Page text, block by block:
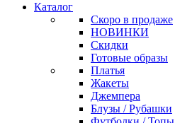
Каталог
Скоро в продаже
НОВИНКИ
Скидки
Готовые образы
Платья
Жакеты
Джемпера
Блузы / Рубашки